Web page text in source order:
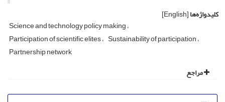
کلیدواژه‌ها[English]
Science and technology policy making
Participation of scientific elites Sustainability of participation
Partnership network
مراجع